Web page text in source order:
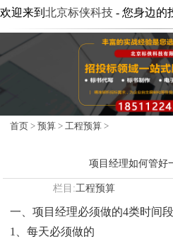
欢迎来到 北京标侠科技 - 您身边的
首页 >预算 > 工程预算 >
项目经理如何管好
栏目:工程预算
一、项目经理必须做的4类时间段
1、每天必须做的